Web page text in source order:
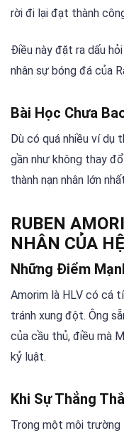
rời đi lại đạt thành
Điều này đặt ra dấu
nhân sự bóng đá của
Bài Học Chưa
Dù có quá nhiều ví dụ
gần như không thay
thành nạn nhân lớn
RUBEN
NHÂN CỦA
Những Điểm
Amorim là HLV có cá
tránh xung đột. Ông
của cầu thủ, điều mà
kỷ luật.
Khi Sự Thẳng
Trong một môi trường